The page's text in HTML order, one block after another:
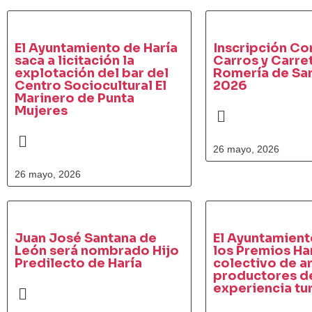
El Ayuntamiento de Haría
saca a licitación la
explotación del bar del
Centro Sociocultural El
Marinero de Punta
Mujeres
26 mayo, 2026
Inscripción
Carros y
Romería de
2026
26 mayo, 2026
Juan José Santana de
León será nombrado Hijo
Predilecto de Haría
El
los Premios
colectivo de
productores
experiencia